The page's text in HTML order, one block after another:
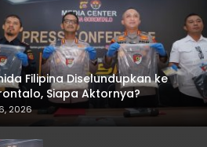
Filipina Diselundupkan ke
Siapa Aktornya?
2026